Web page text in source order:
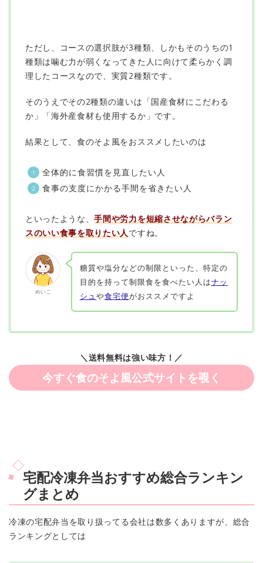
ただし、コースの選択肢が3種類、しかもそのうちの1
種類は噛む力が弱くなってきた人に向けて柔らかく調
理したコースなので、実質2種類です。
そのうえでその2種類の違いは「国産食材にこだわる
か」「海外産食材も使用するか」です。
結果として、食のそよ風をおススメしたいのは
全体的に食習慣を見直したい人
食事の支度にかかる手間を省きたい人
といったような、手間や労力を短縮させながらバラン
スのいい食事を取りたい人ですね。
めいこ
糖質や塩分などの制限といった、特定の
目的を持って制限食を食べたい人はナッ
シュや食宅便がおススメですよ
＼送料無料は強い味方！／
今すぐ食のそよ風公式サイトを覗く
宅配冷凍弁当おすすめ総合ランキン
グまとめ
冷凍の宅配弁当を取り扱ってる会社は数多くありますが、総合
ランキングとしては